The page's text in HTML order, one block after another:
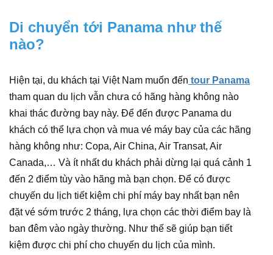
Di chuyển tới Panama như thế
nào?
Hiện tại, du khách tại Việt Nam muốn đến tour Panama
tham quan du lịch vẫn chưa có hãng hàng không nào
khai thác đường bay này. Để đến được Panama du
khách có thể lựa chọn và mua vé máy bay của các hãng
hàng không như: Copa, Air China, Air Transat, Air
Canada,… Và ít nhất du khách phải dừng lại quá cảnh 1
đến 2 điểm tùy vào hãng mà bạn chọn. Để có được
chuyến du lịch tiết kiệm chi phí máy bay nhất bạn nên
đặt vé sớm trước 2 tháng, lựa chọn các thời điểm bay là
ban đêm vào ngày thường. Như thế sẽ giúp bạn tiết
kiệm được chi phí cho chuyến du lịch của mình.